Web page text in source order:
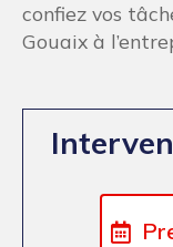
confiez vos
Gouaix à